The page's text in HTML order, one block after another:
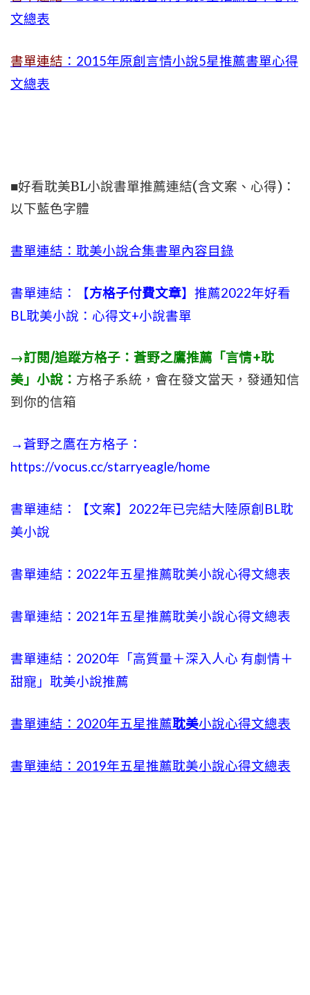
文總表
書單連結 ：2015年原創言情小說5星推薦書單心得
文總表
■好看耽美BL小說書單推薦連結(含文案、心得)：
以下藍色字體
書單連結：耽美小說合集書單內容目錄
書單連結：【方格子付費文章】推薦2022年好看
BL耽美小說：心得文+小說書單
→訂閱/追蹤方格子：蒼野之鷹推薦「言情+耽
美」小說： 方格子系統，會在發文當天，發通知信
到你的信箱
→蒼野之鷹在方格子：
https://vocus.cc/starryeagle/home
書單連結：【文案】2022年已完結大陸原創BL耽
美小說
書單連結：2022年五星推薦耽美小說心得文總表
書單連結：2021年五星推薦耽美小說心得文總表
書單連結：2020年「高質量＋深入人心 有劇情＋
甜寵」耽美小說推薦
書單連結：2020年五星推薦耽美小說心得文總表
書單連結：2019年五星推薦耽美小說心得文總表